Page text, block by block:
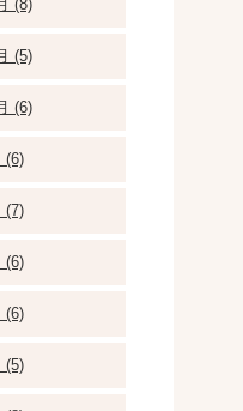
(8)
(5)
(6)
(6)
(7)
(6)
(6)
(5)